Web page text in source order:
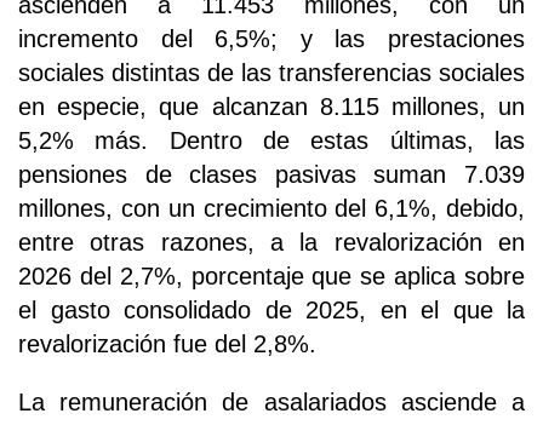
incremento del 6,5%; y las prestaciones
sociales distintas de las transferencias sociales
en especie, que alcanzan 8.115 millones, un
5,2% más. Dentro de estas últimas, las
pensiones de clases pasivas suman 7.039
millones, con un crecimiento del 6,1%, debido,
entre otras razones, a la revalorización en
2026 del 2,7%, porcentaje que se aplica sobre
el gasto consolidado de 2025, en el que la
revalorización fue del 2,8%.
La remuneración de asalariados asciende a